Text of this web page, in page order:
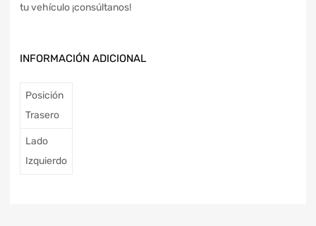
tu vehículo ¡consúltanos!
INFORMACIÓN ADICIONAL
Posición
Trasero
Lado
Izquierdo